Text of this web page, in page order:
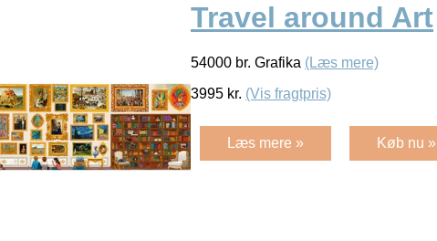
Travel around Art
54000 br. Grafika (Læs mere)
3995 kr. (Vis fragtpris)
Læs mere » Køb nu »